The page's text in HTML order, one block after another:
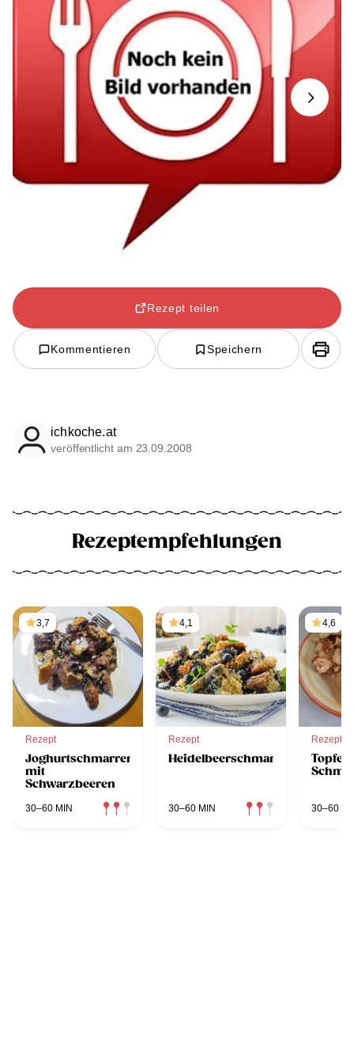
Next
Rezept teilen
Kommentieren Speichern
ichkoche.at
veröffentlicht am 23.09.2008
Rezeptempfehlungen
3,7
Rezept
Joghurtschmarren
mit
Schwarzbeeren
30–60 MIN
4,1
Rezept
Heidelbeerschmarren
30–60 MIN
4,6
Rezept
30–60